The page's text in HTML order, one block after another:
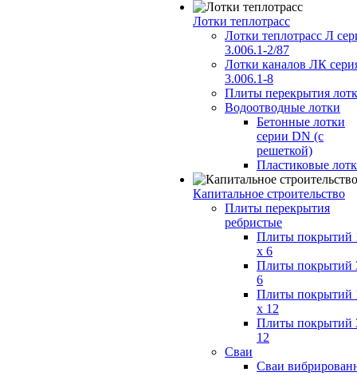
Лотки теплотрасс
Лотки теплотрасс Л
3.006.1-2/87
Лотки каналов ЛК
3.006.1-8
Плиты перекрытия
Водоотводные лотки
Бетонные лотки
серии DN (с
решеткой)
Пластиковые
Капитальное строительство
Плиты перекрытия
ребристые
Плиты покрытий
x 6
Плиты покрытий
6
Плиты покрытий
x 12
Плиты покрытий
12
Сваи
Сваи